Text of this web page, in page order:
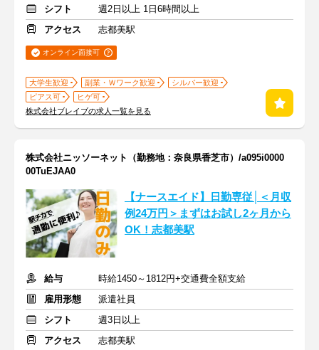
シフト
週2日以上 1日6時間以上
アクセス
志都美駅
オンライン面接可
大学生歓迎 副業・Ｗワーク歓迎
シルバー歓迎
ピアス可
ヒゲ可
株式会社ブレイブの求人一覧を見る
株式会社ニッソーネット（勤務地：奈良県香芝市）/a095i0000
00TuEJAA0
【ナースエイド】日勤専従│＜月収
例24万円＞まずはお試し2ヶ月から
OK！志都美駅
給与
時給1450～1812円+交通費全額支給
雇用形態
派遣社員
シフト
週3日以上
アクセス
志都美駅